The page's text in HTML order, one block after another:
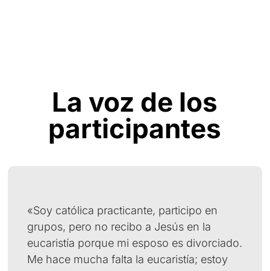
La voz de los
participantes
«Soy católica practicante, participo en
grupos, pero no recibo a Jesús en la
eucaristía porque mi esposo es divorciado.
Me hace mucha falta la eucaristía; estoy